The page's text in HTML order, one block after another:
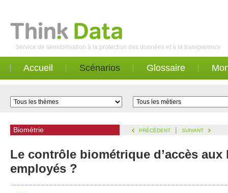
Service de sensibilisation à la protection des données et à la transparence
Accueil Scénarios Glossaire
Biométrie PRÉCÉDENT | SUIVANT
Le contrôle biométrique d’accès
employés ?